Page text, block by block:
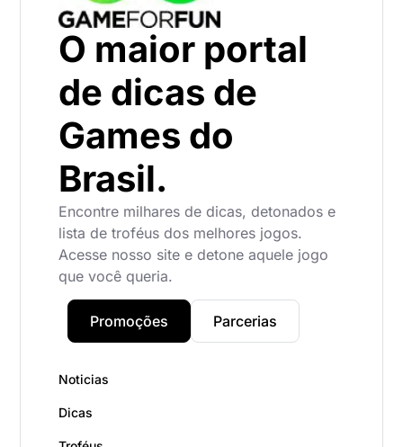
O maior portal
de dicas de
Games do
Brasil.
Encontre milhares de dicas, detonados e
lista de troféus dos melhores jogos.
Acesse nosso site e detone aquele jogo
que você queria.
Promoções Parcerias
Noticias
Dicas